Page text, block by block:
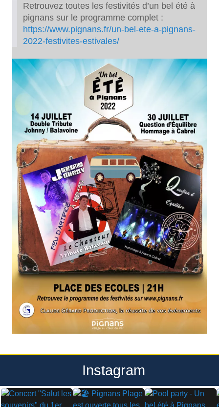
Retrouvez toutes les festivités d’un bel été à
pignans sur le programme complet :
https://www.pignans.fr/un-bel-ete-a-pignans-
2022-festivites-estivales/
Instagram